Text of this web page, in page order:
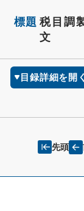
標題 税目調
文
目録詳細を開く
先頭